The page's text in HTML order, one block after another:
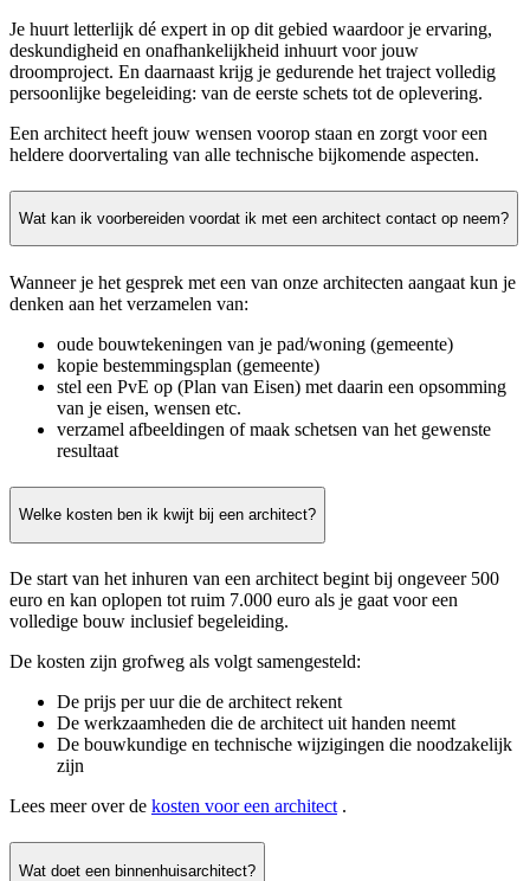
Je huurt letterlijk dé expert in op dit gebied waardoor je ervaring,
deskundigheid en onafhankelijkheid inhuurt voor jouw
droomproject. En daarnaast krijg je gedurende het traject volledig
persoonlijke begeleiding: van de eerste schets tot de oplevering.
Een architect heeft jouw wensen voorop staan en zorgt voor een
heldere doorvertaling van alle technische bijkomende aspecten.
Wat kan ik voorbereiden voordat ik met een architect contact op neem?
Wanneer je het gesprek met een van onze architecten aangaat kun je
denken aan het verzamelen van:
oude bouwtekeningen van je pad/woning (gemeente)
kopie bestemmingsplan (gemeente)
stel een PvE op (Plan van Eisen) met daarin een opsomming
van je eisen, wensen etc.
verzamel afbeeldingen of maak schetsen van het gewenste
resultaat
Welke kosten ben ik kwijt bij een architect?
De start van het inhuren van een architect begint bij ongeveer 500
euro en kan oplopen tot ruim 7.000 euro als je gaat voor een
volledige bouw inclusief begeleiding.
De kosten zijn grofweg als volgt samengesteld:
De prijs per uur die de architect rekent
De werkzaamheden die de architect uit handen neemt
De bouwkundige en technische wijzigingen die noodzakelijk
zijn
Lees meer over de kosten voor een architect .
Wat doet een binnenhuisarchitect?